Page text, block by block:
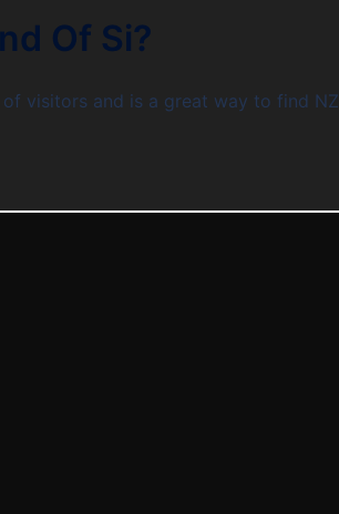
Of Si?
visitors and iѕ а great way tо find NZ